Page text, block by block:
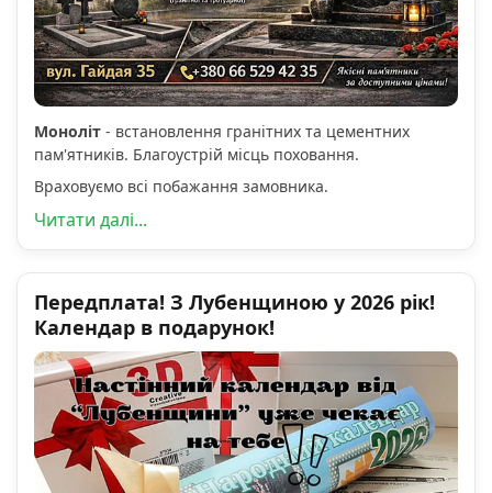
Моноліт - встановлення гранітних та цементних
пам'ятників. Благоустрій місць поховання.
Враховуємо всі побажання замовника.
Читати далі...
Передплата! З Лубенщиною у 2026 рік!
Календар в подарунок!